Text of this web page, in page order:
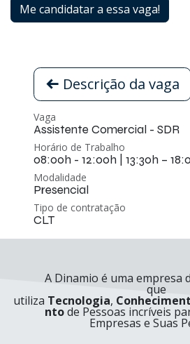
Me candidatar a essa vaga!
Descrição da vaga
Vaga
Assistente Comercial - SDR
Horário de Trabalho
08:00h - 12:00h | 13:30h –
Modalidade
Presencial
Tipo de contratação
CLT
A Dinamio é uma empresa
que
utiliza Tecnologia,
ntode Pessoas incríveis
Empresas e Suas